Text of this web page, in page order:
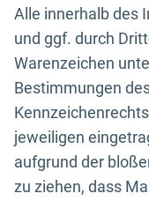
Alle innerhalb des
und ggf. durch
Warenzeichen
Bestimmungen
jeweiligen
aufgrund der
zu ziehen, dass